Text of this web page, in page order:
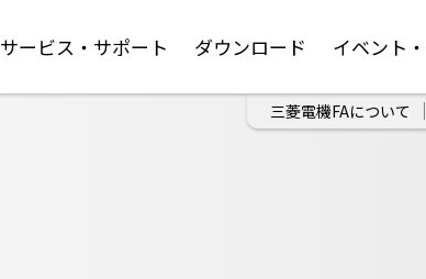
サービス・サポート ダウンロード イベント
三菱電機FAについて